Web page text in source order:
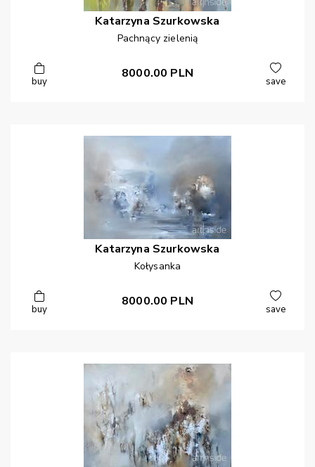
Katarzyna Szurkowska
Pachnący zielenią
buy
8000.00 PLN
save
Katarzyna Szurkowska
Kołysanka
buy
8000.00 PLN
save